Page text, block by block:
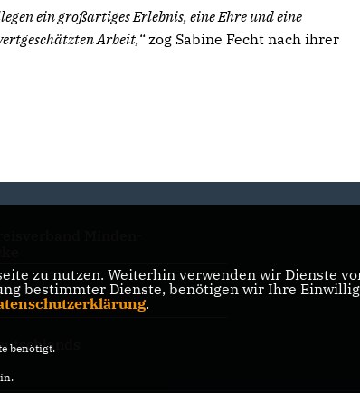
ein großartiges Erlebnis, eine Ehre und eine
Arbeit,“zog Sabine Fecht nach ihrer
zu nutzen. Weiterhin verwenden wir Dienste
bestimmter Dienste, benötigen wir Ihre
.
benötigt.